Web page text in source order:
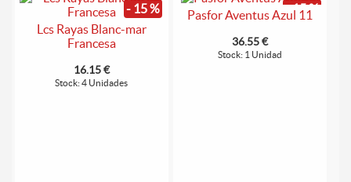
- 15 %
Lcs Rayas Blanc-mar
Francesa
16.15 €
Stock: 4 Unidades
- 15 %
Pasfor Aventus Azul 11
36.55 €
Stock: 1 Unidad